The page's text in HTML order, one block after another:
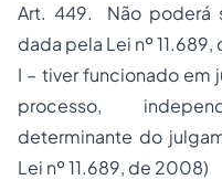
Art. 449. Não poderá
dada pela Lei nº
I – tiver funcionado em
processo,
determinante do
Lei nº 11.689, de 2008)